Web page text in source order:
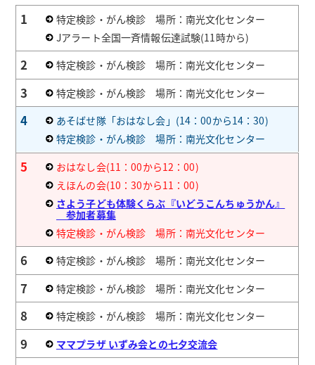
1
特定検診・がん検診 場所：南光文化センター
Jアラート全国一斉情報伝達試験(11時から)
2 特定検診・がん検診 場所：南光文化センター
3 特定検診・がん検診 場所：南光文化センター
4
あそばせ隊「おはなし会」(14：00から14：30)
特定検診・がん検診 場所：南光文化センター
5
おはなし会(11：00から12：00)
えほんの会(10：30から11：00)
さよう子ども体験くらぶ『いどうこんちゅうかん』
参加者募集
特定検診・がん検診 場所：南光文化センター
6 特定検診・がん検診 場所：南光文化センター
7 特定検診・がん検診 場所：南光文化センター
8 特定検診・がん検診 場所：南光文化センター
9 ママプラザ いずみ会との七夕交流会